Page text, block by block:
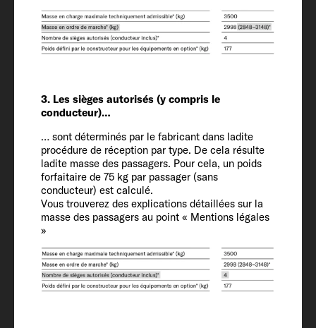
3. Les sièges autorisés (y compris le
conducteur)…
… sont déterminés par le fabricant dans ladite
procédure de réception par type. De cela résulte
ladite masse des passagers. Pour cela, un poids
forfaitaire de 75 kg par passager (sans
conducteur) est calculé.
Vous trouverez des explications détaillées sur la
masse des passagers au point « Mentions légales
»
Longueur / largeur / hauteur
699 / 232 / 293 cm
210
Places carte grise (conducteur inclus)
Châssis / Motorisation / Puissance CEE
(ch)
Fiat Ducato / 2.2 / 103 (140)
Masse en ordre de marche (kg)*
2964 (2816 jusqu'à 3112)*